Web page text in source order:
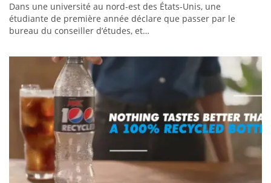
Dans une université au nord-est des États-Unis, une
étudiante de première année déclare que passer par le
bureau du conseiller d’études, et…